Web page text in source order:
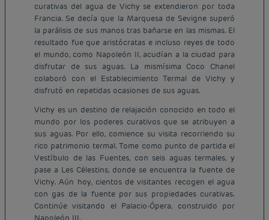
curativas del agua de Vichy se extendieron por toda
Francia. Se decía que la Marquesa de Sevigne superó
la parálisis de sus manos tras bañarse en las mismas. El
resultado fue que aristócratas e incluso reyes de todo
el mundo, como Napoleón II, acudían a la ciudad para
disfrutar de sus aguas. La mismísima Coco Chanel
colaboró con el Establecimiento Termal de Vichy y
disfrutó en repetidas ocasiones de sus aguas.
Vichy es un destino de relajación conocido en todo el
mundo por los poderes curativos que se atribuyen a
sus aguas. Por ello, comience su visita recorriendo su
rico patrimonio termal. Tome como punto de partida el
Vestíbulo de las Fuentes, con seis aguas termales, y
pase a Les Célestins, donde se encuentra la fuente de
Vichy. Aún hoy, cientos de visitantes recogen el agua
con gas de la fuente por sus propiedades curativas.
Continúe visitando el Palacio-Ópera, construido por